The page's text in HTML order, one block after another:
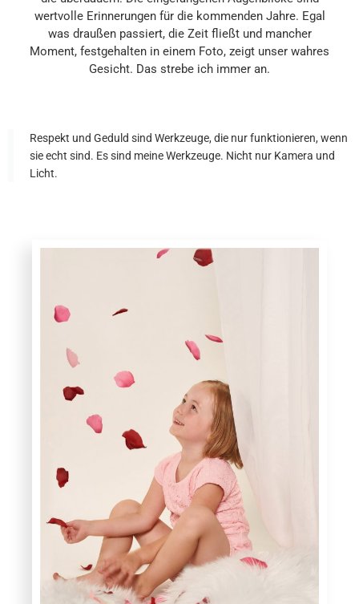
wertvolle Erinnerungen für die kommenden Jahre. Egal
was draußen passiert, die Zeit fließt und mancher
Moment, festgehalten in einem Foto, zeigt unser wahres
Gesicht. Das strebe ich immer an.
Respekt und Geduld sind Werkzeuge, die nur funktionieren, wenn
sie echt sind. Es sind meine Werkzeuge. Nicht nur Kamera und
Licht.